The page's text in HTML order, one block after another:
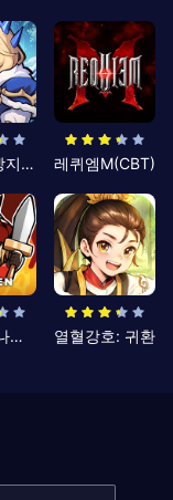
킹방치: 빵지의 제왕 레퀴엠M(CBT)
뮤: 포켓 나이츠 열혈강호: 귀환